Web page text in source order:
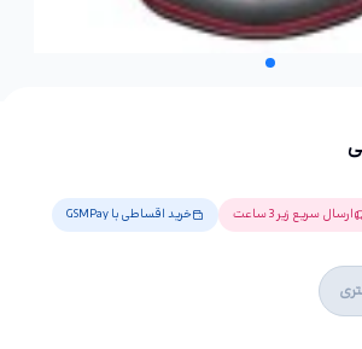
ارسال سریع زیر 3 ساعت خرید اقساطی با GSMPay